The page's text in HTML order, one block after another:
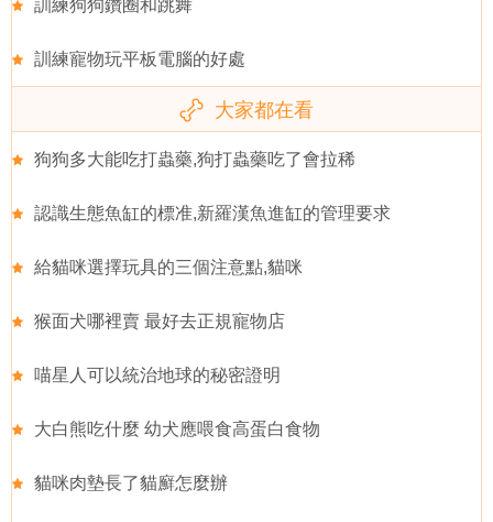
訓練狗狗鑽圈和跳舞
訓練寵物玩平板電腦的好處
大家都在看
狗狗多大能吃打蟲藥,狗打蟲藥吃了會拉稀
認識生態魚缸的標准,新羅漢魚進缸的管理要求
給貓咪選擇玩具的三個注意點,貓咪
猴面犬哪裡賣 最好去正規寵物店
喵星人可以統治地球的秘密證明
大白熊吃什麼 幼犬應喂食高蛋白食物
貓咪肉墊長了貓廯怎麼辦